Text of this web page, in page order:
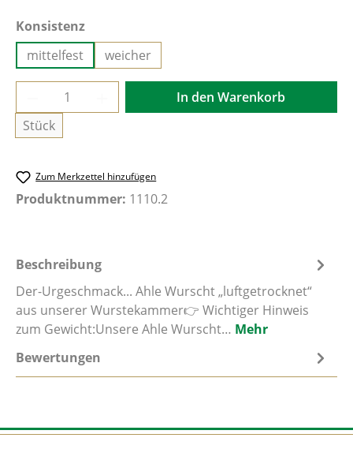
Konsistenzauswählen
mittelfest
weicher
Produkt Anzahl: Gib den gewünschten
Stück
In den Warenkorb
Zum Merkzettel hinzufügen
Produktnummer: 1110.2
Beschreibung
Der-Urgeschmack... Ahle Wurscht „luftgetrocknet“
aus unserer Wurstekammer👉 Wichtiger Hinweis
zum Gewicht:Unsere Ahle Wurscht… Mehr
Bewertungen